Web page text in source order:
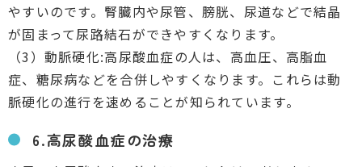
やすいのです。腎臓内や尿管、膀胱、尿道などで結晶
が固まって尿路結石ができやすくなります。
（3）動脈硬化:高尿酸血症の人は、高血圧、高脂血
症、糖尿病などを合併しやすくなります。これらは動
脈硬化の進行を速めることが知られています。
6.高尿酸血症の治療